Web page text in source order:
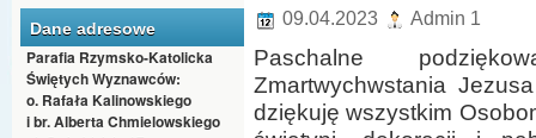
Dane adresowe
Parafia Rzymsko-Katolicka
Świętych Wyznawców:
o. Rafała Kalinowskiego
i br. Alberta Chmielowskiego
09.04.2023 Admin 1
Paschalne
Zmartwychwstania
dziękuję wszystkim